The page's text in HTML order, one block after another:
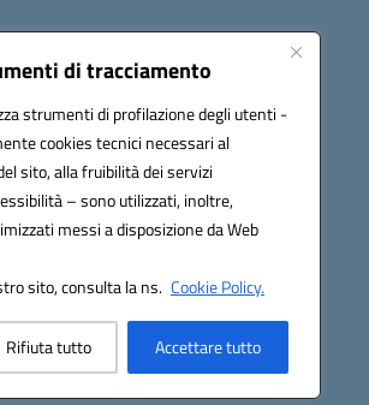
di tracciamento
strumenti di profilazione degli utenti -
cookies tecnici necessari al
sito, alla fruibilità dei servizi
– sono utilizzati, inoltre,
messi a disposizione da Web
sito, consulta la ns. Cookie Policy.
Rifiuta tutto Accettare tutto